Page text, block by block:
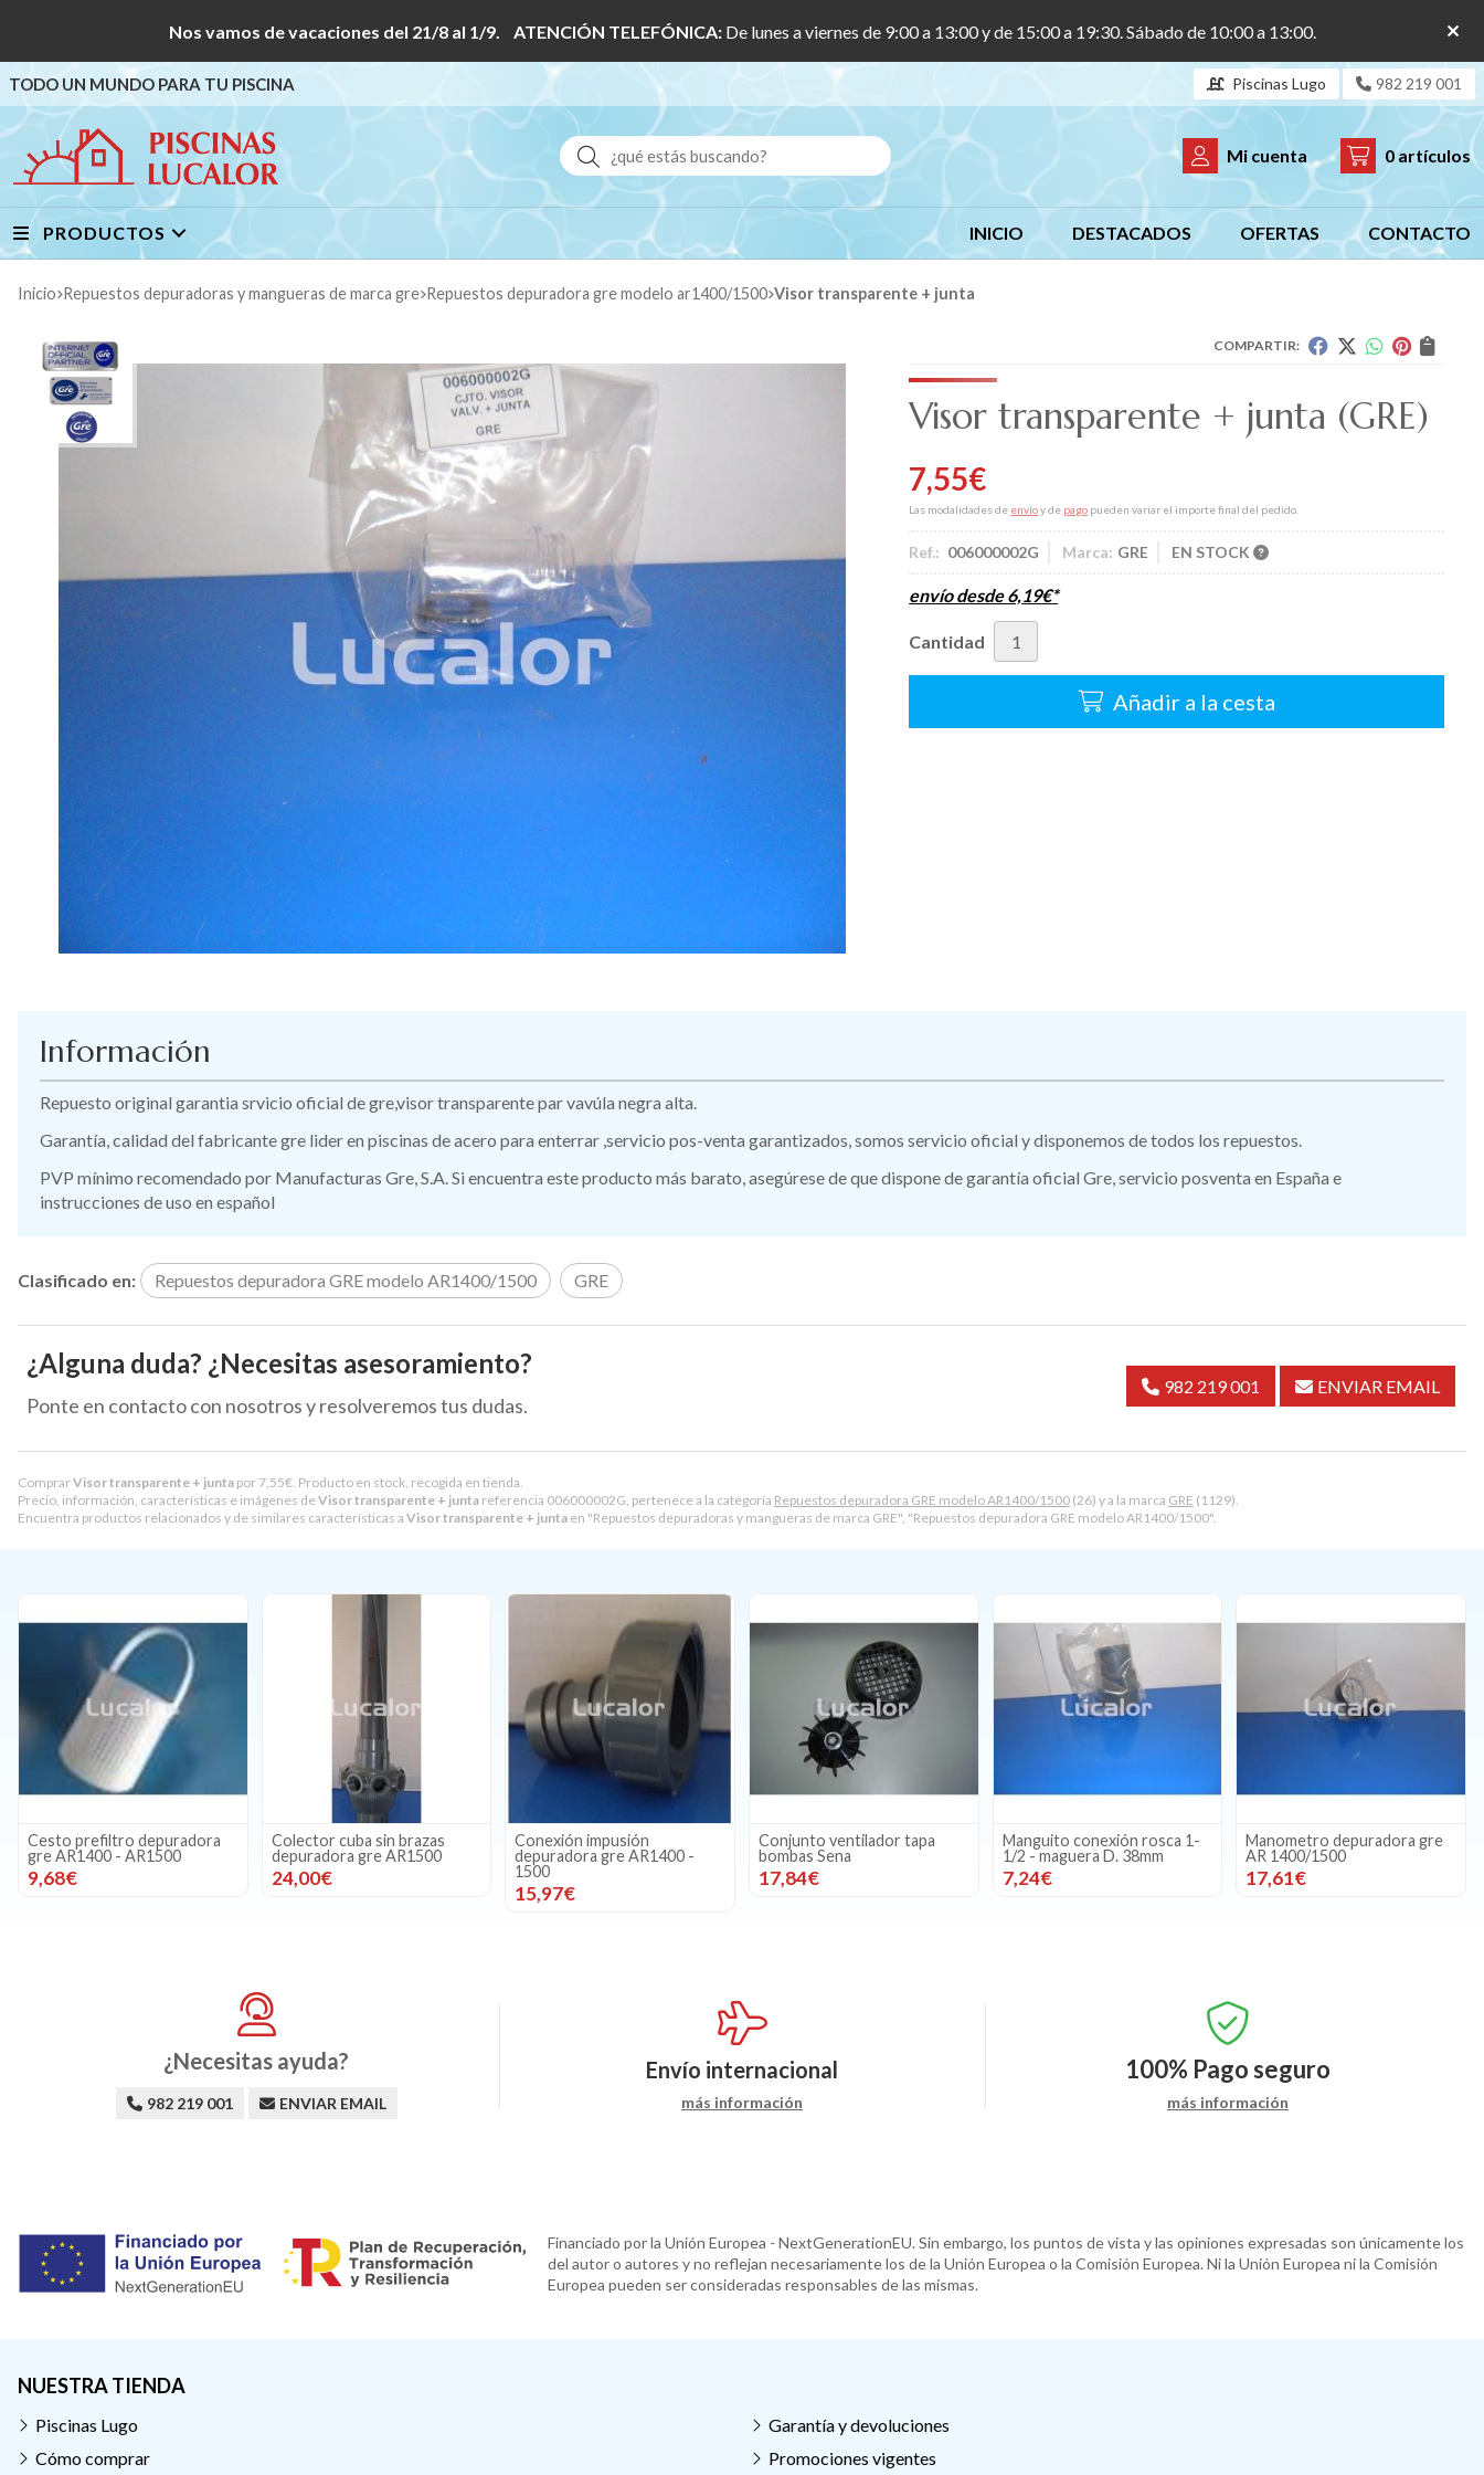
Nos vamos de vacaciones del 21/8 al 1/9. ATENCIÓN TELEFÓNICA: De lunes a viernes de 9:00 a 13:00 y de 15:00 a 19:30. Sábado de 10:00 a 13:00.
TODO UN MUNDO PARA TU PISCINA Piscinas Lugo 982 219 001
Buscar Mi cuenta 0 artículos
PRODUCTOS INICIO DESTACADOS OFERTAS CONTACTO
Inicio repuestos depuradoras y mangueras de marca gre repuestos depuradora gre modelo ar1400/1500 Visor transparente + junta
COMPARTIR:
Visor transparente + junta (GRE)
7,55€
Las modalidades de envíoy de pago pueden variar el importe final del pedido.
Ref.: 006000002G Marca: GRE EN STOCK
envío desde6,19€*
Cantidad
Añadir a la cesta
ComprarVisor transparente + junta por 7,55€. Producto en stock, recogida en tienda.
Precio, información, características e imágenes deVisor transparente + junta referencia 006000002G, pertenece a la categoría Repuestos depuradora GRE modelo AR1400/1500 (26) y a la marca GRE (1129).
Encuentra productos relacionados y de similares características a Visor transparente + junta en "Repuestos depuradoras y mangueras de marca GRE", "Repuestos depuradora GRE modelo AR1400/1500".
Información
Repuesto original garantia srvicio oficial de gre,visor transparente par vavúla negra alta.
Garantía, calidad del fabricante gre lider en piscinas de acero para enterrar ,servicio pos-venta garantizados, somos servicio oficial y disponemos de todos los repuestos.
PVP mínimo recomendado por Manufacturas Gre, S.A. Si encuentra este producto más barato, asegúrese de que dispone de garantía oficial Gre, servicio posventa en España e
instrucciones de uso en español
Clasificado en: Repuestos depuradora GRE modelo AR1400/1500 GRE
¿Alguna duda? ¿Necesitas asesoramiento?
Ponte en contacto con nosotros y resolveremos tus dudas.
982 219 001 ENVIAR EMAIL
Cesto prefiltro depuradora
gre AR1400 - AR1500
9,68€
Colector cuba sin brazas
depuradora gre AR1500
24,00€
Conexión impusión
depuradora gre AR1400 -
1500
15,97€
Conjunto ventilador tapa
bombas Sena
17,84€
Manguito conexión rosca 1-
1/2 - maguera D. 38mm
7,24€
Manometro depuradora gre
AR 1400/1500
17,61€
¿Necesitas ayuda?
982 219 001 ENVIAR EMAIL
Envío internacional
más información
100% Pago seguro
más información
Financiado por la Unión Europea - NextGenerationEU. Sin embargo, los puntos de vista y las opiniones expresadas son únicamente los
del autor o autores y no reflejan necesariamente los de la Unión Europea o la Comisión Europea. Ni la Unión Europea ni la Comisión
Europea pueden ser consideradas responsables de las mismas.
NUESTRA TIENDA
Piscinas Lugo
Cómo comprar
Garantía y devoluciones
Promociones vigentes